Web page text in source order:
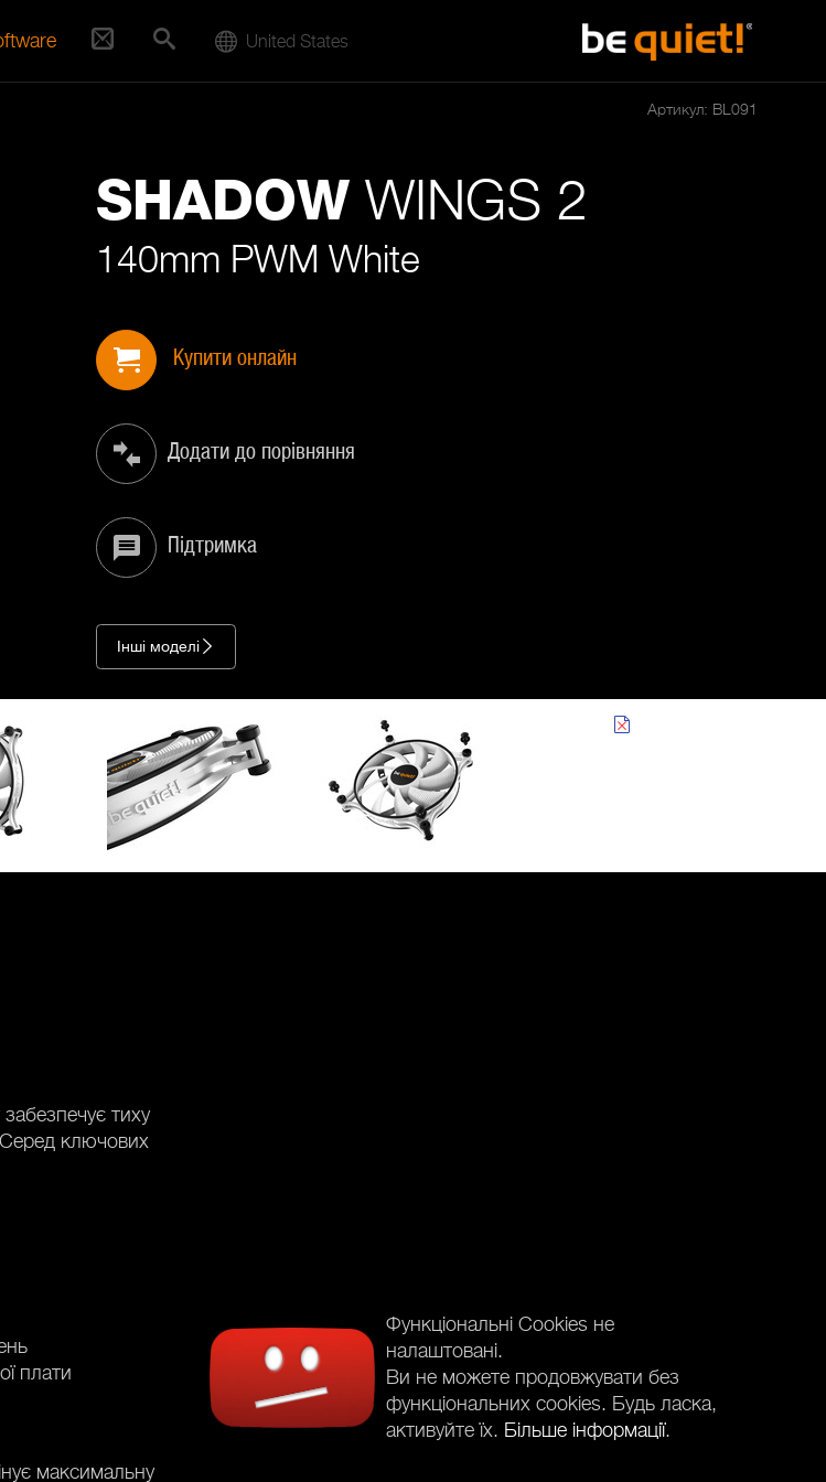
United States
Артикул: BL091
SHADOW WINGS 2
140mm PWM White
Купити онлайн
Додати до порівняння
Підтримка
Інші моделі
тиху
Серед ключових
плати
максимальну
Функціональні Cookies не
налаштовані.
Ви не можете продовжувати без
функціональних cookies. Будь ласка,
активуйте їх. Більше інформації.